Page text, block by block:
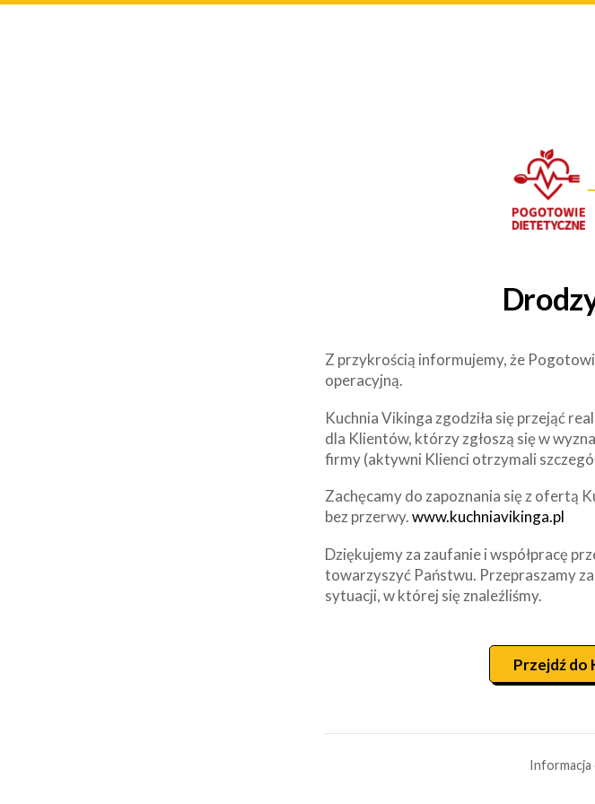
Z przykrością informujemy, że
operacyjną.
Kuchnia Vikinga zgodziła się przejąć
dla Klientów, którzy zgłoszą się w
firmy (aktywni Klienci otrzymali
Zachęcamy do zapoznania się z ofertą
bez przerwy.www.kuchniavikinga.pl
Dziękujemy za zaufanie i współpracę
towarzyszyć Państwu. Przepraszamy
sytuacji, w której się znaleźliśmy.
Przejdź do